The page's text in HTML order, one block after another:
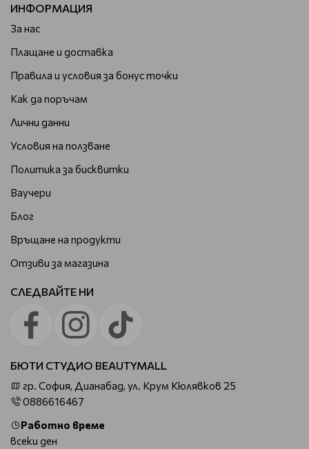
ИНФОРМАЦИЯ
За нас
Плащане и доставка
Правила и условия за бонус точки
Как да поръчам
Лични данни
Условия на ползване
Политика за бисквитки
Ваучери
Блог
Връщане на продукти
Отзиви за магазина
СЛЕДВАЙТЕ НИ
БЮТИ СТУДИО BEAUTYMALL
гр. София, Дианабад, ул. Крум Кюлявков 25
0886616467
Работно време
всеки ден